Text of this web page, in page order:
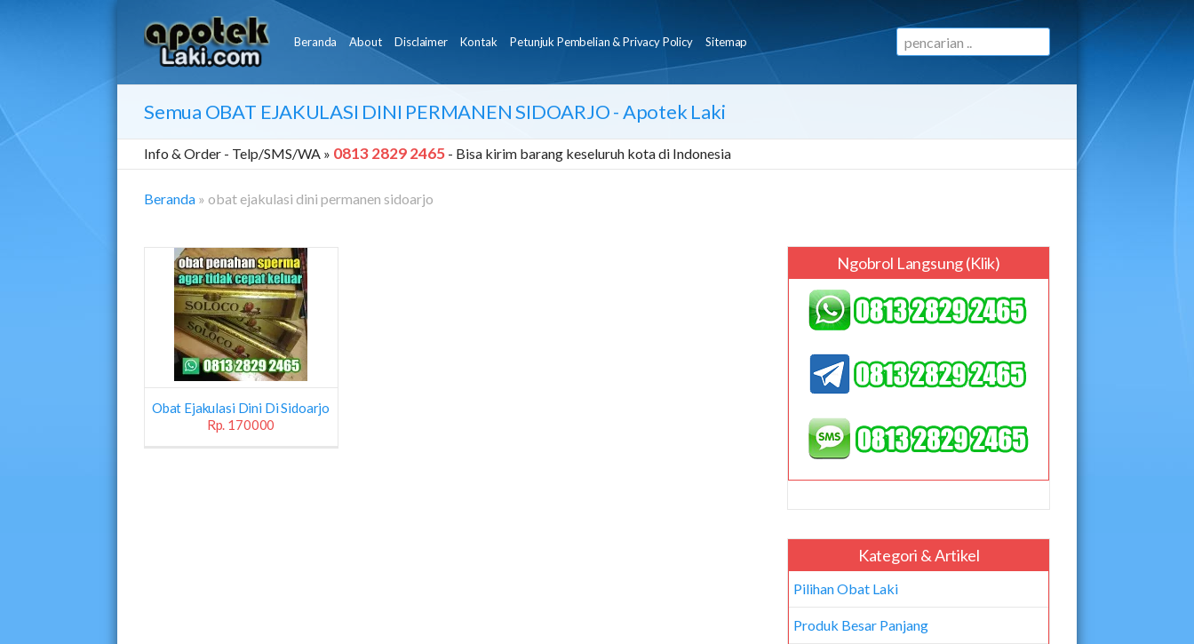
Beranda About Disclaimer Kontak Petunjuk Pembelian & Privacy Policy Sitemap
Semua OBAT EJAKULASI DINI PERMANEN SIDOARJO- Apotek Laki
Info & Order - Telp/SMS/WA » 0813 2829 2465 - Bisa kirim barang keseluruh kota di Indonesia
Beranda » obat ejakulasi dini permanen sidoarjo
Obat
Ejakulasi
Dini
Permanen
Sidoarjo
Obat Ejakulasi Dini Di Sidoarjo
Rp. 170000
Ngobrol Langsung (klik)
Kategori & Artikel
Pilihan Obat Laki
Produk Besar Panjang